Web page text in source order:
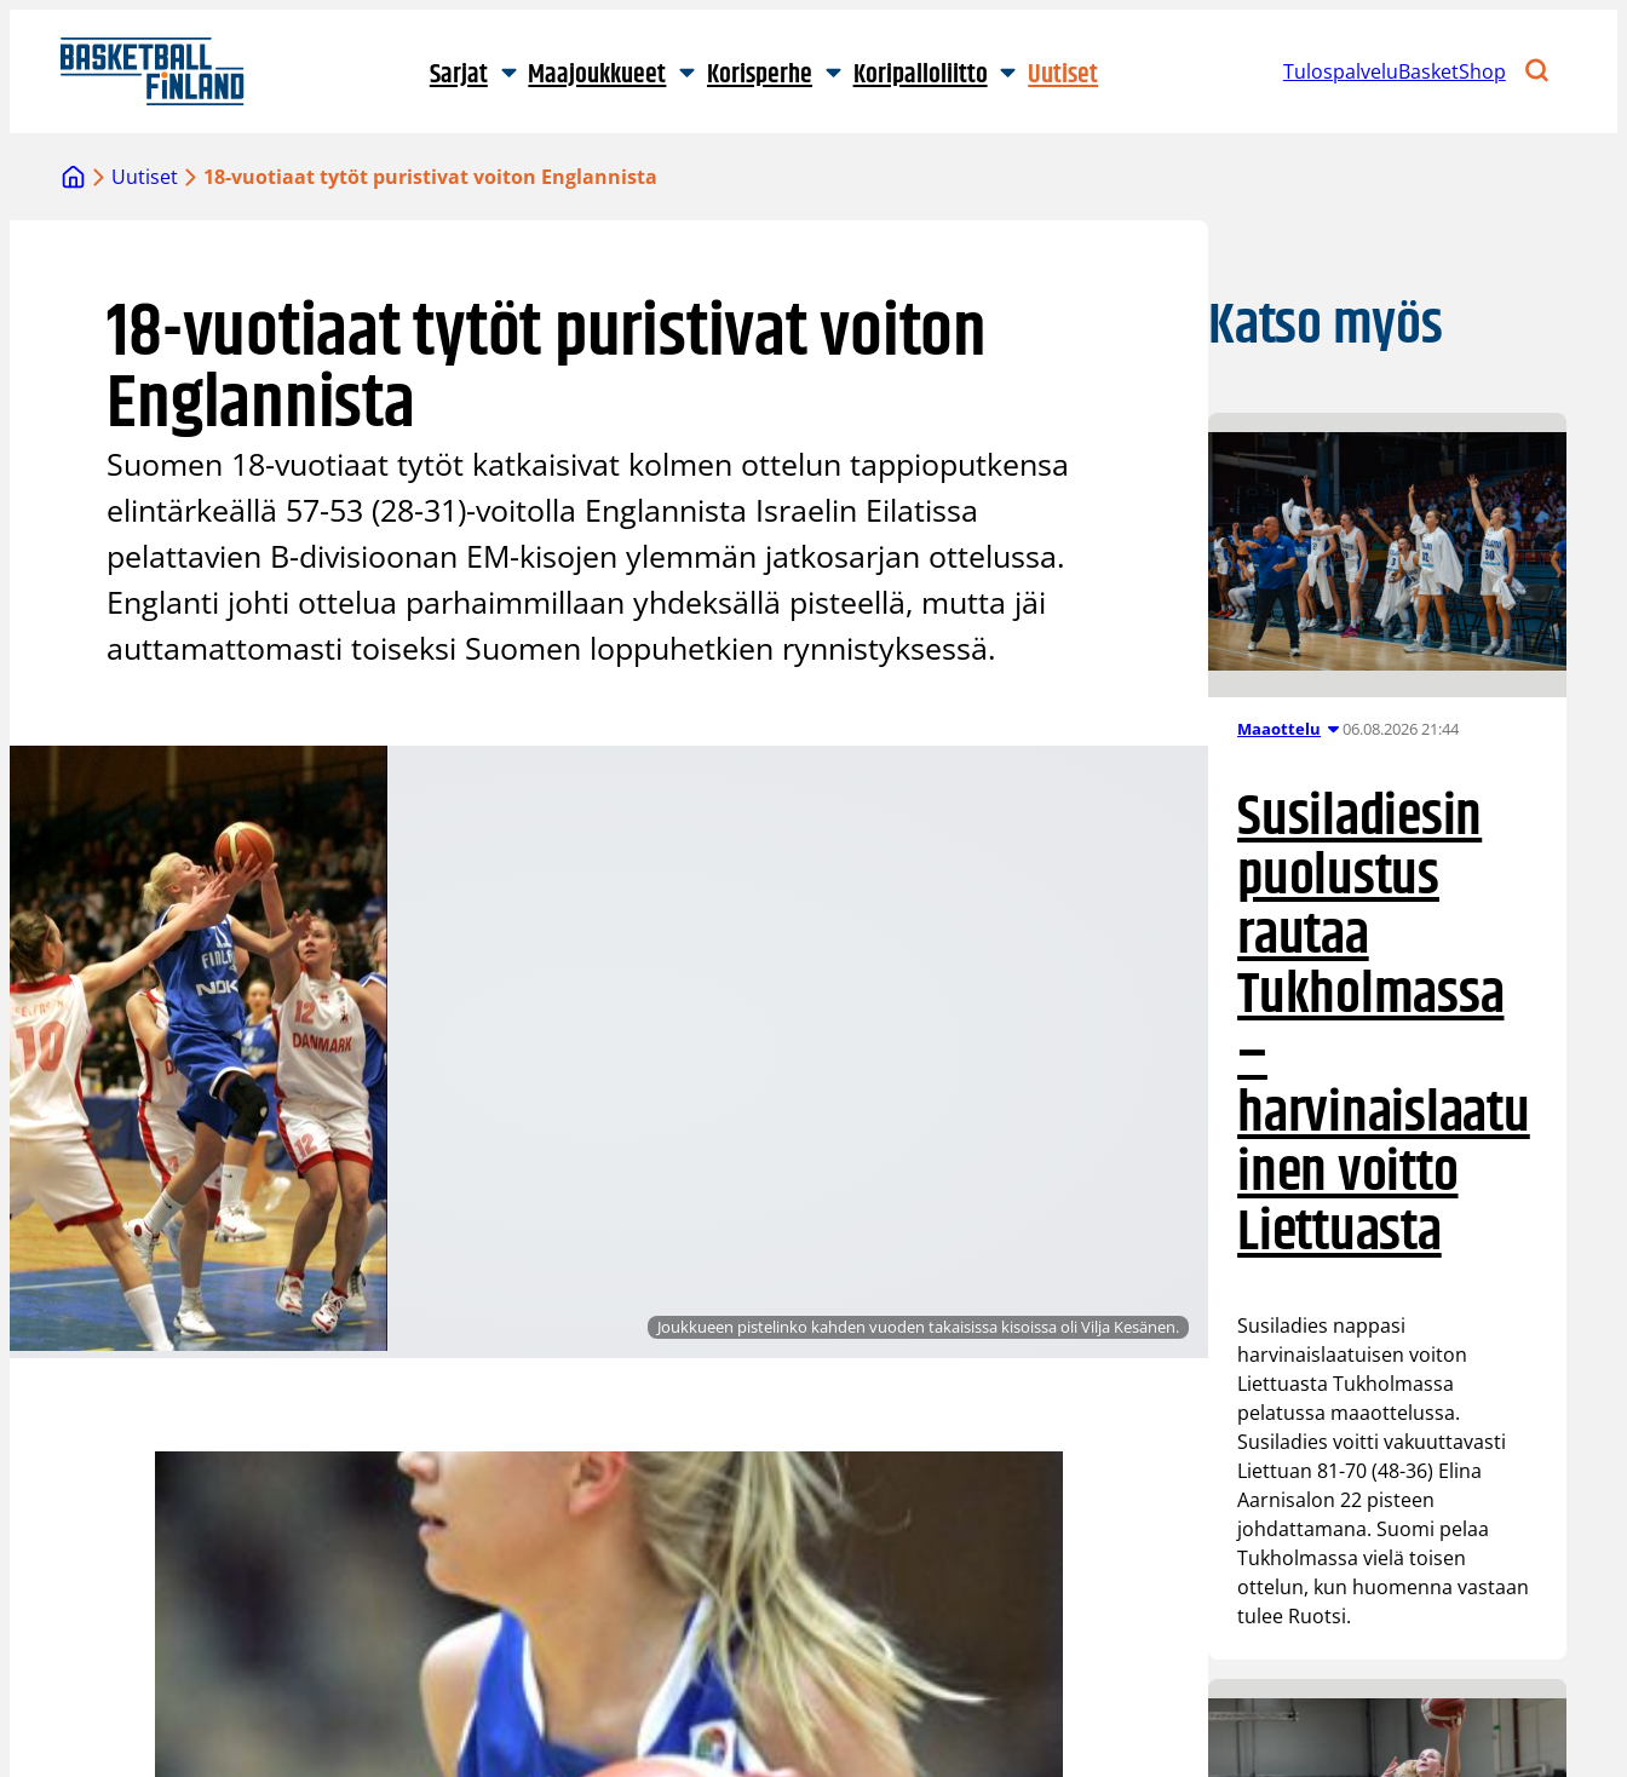
sisältöön
Sarjat Maajoukkueet Korisperhe Koripalloliitto Uutiset TulospalveluBasketShop
Uutiset 18-vuotiaat tytöt puristivat voiton Englannista
18-vuotiaat tytöt puristivat voiton
Englannista
Suomen 18-vuotiaat tytöt katkaisivat kolmen ottelun tappioputkensa
elintärkeällä 57-53 (28-31)-voitolla Englannista Israelin Eilatissa
pelattavien B-divisioonan EM-kisojen ylemmän jatkosarjan ottelussa.
Englanti johti ottelua parhaimmillaan yhdeksällä pisteellä, mutta jäi
auttamattomasti toiseksi Suomen loppuhetkien rynnistyksessä.
Joukkueen pistelinko kahden vuoden takaisissa kisoissa oli Vilja Kesänen.
Katso myös
Maaottelu 06.08.2026 21:44
Susiladiesin
puolustus
rautaa
Tukholmassa
–
harvinaislaatu
inen voitto
Liettuasta
Susiladies nappasi
harvinaislaatuisen voiton
Liettuasta Tukholmassa
pelatussa maaottelussa.
Susiladies voitti vakuuttavasti
Liettuan 81-70 (48-36) Elina
Aarnisalon 22 pisteen
johdattamana. Suomi pelaa
Tukholmassa vielä toisen
ottelun, kun huomenna vastaan
tulee Ruotsi.